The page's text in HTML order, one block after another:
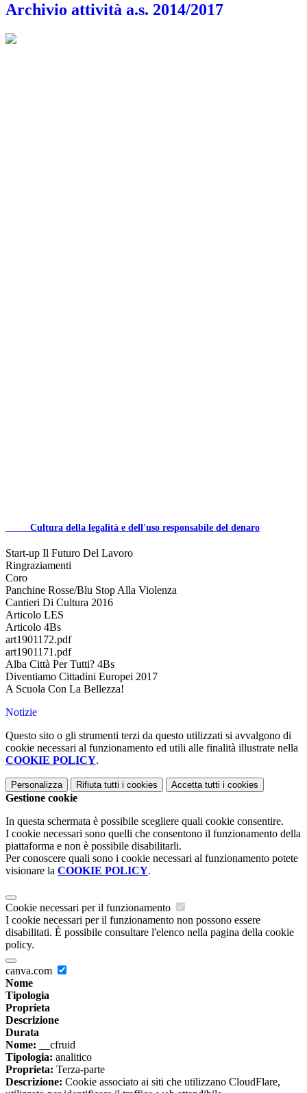
Archivio attività a.s. 2014/2017
Cultura della legalità e dell'uso responsabile del denaro
Start-up Il Futuro Del Lavoro
Ringraziamenti
Coro
Panchine Rosse/Blu Stop Alla Violenza
Cantieri Di Cultura 2016
Articolo LES
Articolo 4Bs
art1901172.pdf
art1901171.pdf
Alba Città Per Tutti? 4Bs
Diventiamo Cittadini Europei 2017
A Scuola Con La Bellezza!
Notizie
Questo sito o gli strumenti terzi da questo utilizzati si avvalgono di
cookie necessari al funzionamento ed utili alle finalità illustrate nella
COOKIE POLICY.
Personalizza Rifiuta tutti i cookies Accetta tutti i cookies
Gestione cookie
In questa schermata è possibile scegliere quali cookie consentire.
I cookie necessari sono quelli che consentono il funzionamento della
piattaforma e non è possibile disabilitarli.
Per conoscere quali sono i cookie necessari al funzionamento potete
visionare la COOKIE POLICY.
Cookie necessari per il funzionamento
I cookie necessari per il funzionamento non possono essere
disabilitati. È possibile consultare l'elenco nella pagina della cookie
policy.
canva.com
Nome
Tipologia
Proprieta
Descrizione
Durata
Nome: __cfruid
Tipologia: analitico
Proprieta: Terza-parte
Descrizione: Cookie associato ai siti che utilizzano CloudFlare,